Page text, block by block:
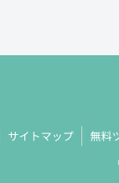
サイトマップ
無料